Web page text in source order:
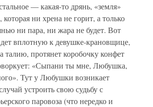
— какая-то дрянь, «земля»
ни хрена не горит, а только
ни пара, ни жара не будет. Вот
вплотную к девушке-крановщице,
талию, протянет коробочку конфет
«Сыпани ты мне, Любушка,
Тут у Любушки возникает
устроить свою судьбу с
паровоза (что нередко и